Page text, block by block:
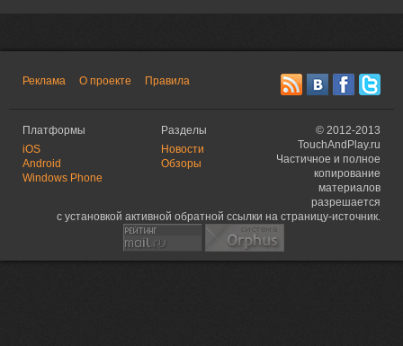
Реклама О проекте Правила
Платформы
iOS
Android
Windows Phone
Разделы
Новости
Обзоры
© 2012-2013
TouchAndPlay.ru
Частичное и полное
копирование
материалов
разрешается
с установкой активной обратной ссылки на страницу-источник.